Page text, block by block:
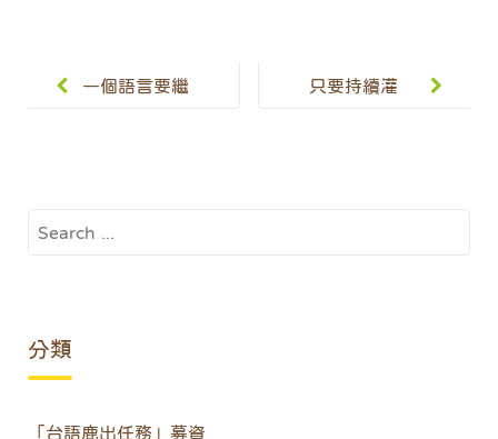
navigation一個語言要繼
只要持續灌
分類
「台語鹿出任務」募資